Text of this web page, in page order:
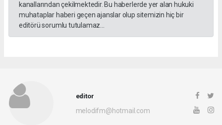
kanallarından çekilmektedir. Bu haberlerde yer alan hukuki
muhataplar haberi geçen ajanslar olup sitemizin hiç bir
editörü sorumlu tutulamaz...
editor
melodifm@hotmail.com